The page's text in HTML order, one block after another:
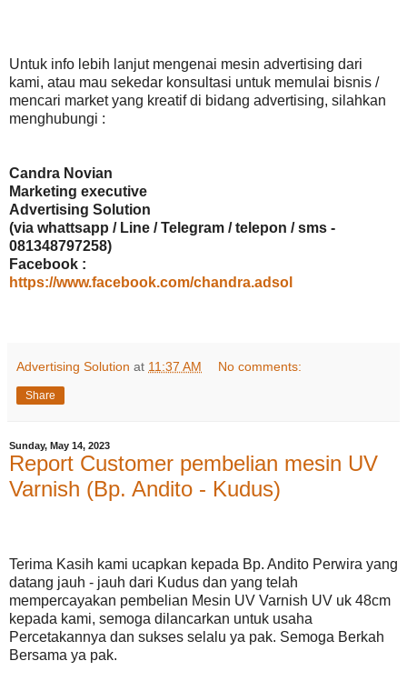
Untuk info lebih lanjut mengenai mesin advertising dari
kami, atau mau sekedar konsultasi untuk memulai bisnis /
mencari market yang kreatif di bidang advertising, silahkan
menghubungi :
Candra Novian
Marketing executive
Advertising Solution
(via whattsapp / Line / Telegram / telepon / sms -
081348797258)
Facebook :
https://www.facebook.com/chandra.adsol
Advertising Solution at 11:37 AM No comments:
Share
Sunday, May 14, 2023
Report Customer pembelian mesin UV
Varnish (Bp. Andito - Kudus)
Terima Kasih kami ucapkan kepada Bp. Andito Perwira yang
datang jauh - jauh dari Kudus dan yang telah
mempercayakan pembelian Mesin UV Varnish UV uk 48cm
kepada kami, semoga dilancarkan untuk usaha
Percetakannya dan sukses selalu ya pak. Semoga Berkah
Bersama ya pak.